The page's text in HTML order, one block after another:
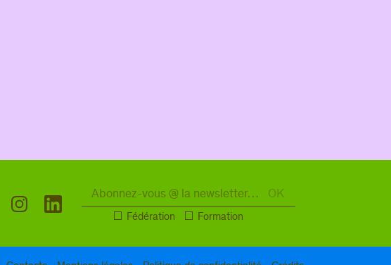
Fédération Formation